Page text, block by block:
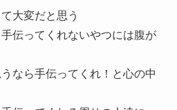
大変だと思う
伝ってくれないやつには腹が
なら手伝ってくれ！と心の中